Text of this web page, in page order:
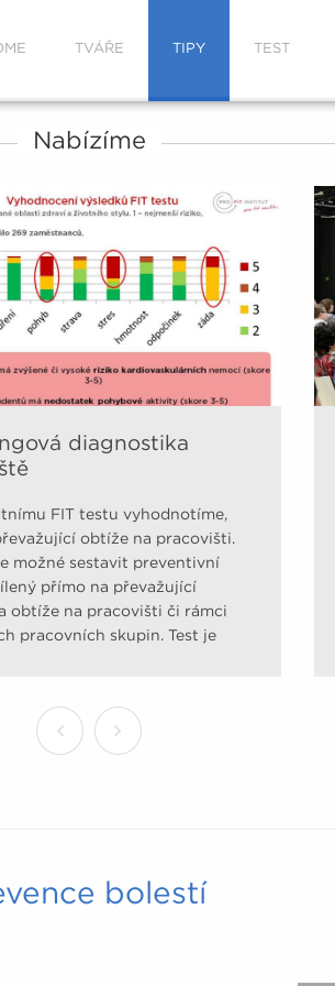
TVÁŘE TIPY TEST
Nabízíme
diagnostika
FIT testu vyhodnotíme,
obtíže na pracovišti.
možné sestavit preventivní
přímo na převažující
obtíže na pracovišti či rámci
pracovních skupin. Test je
dotazníků uznávaných
společnostmi. Mapuje úroveň
aktivity, jídelníček, odolnost vůči
bolestí